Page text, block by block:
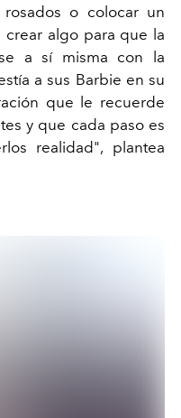
o colocar un
crear algo para que la
a sí misma con la
a sus Barbie en su
que le recuerde
y que cada paso es
realidad", plantea